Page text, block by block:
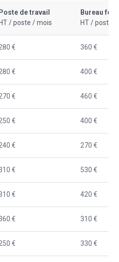
Poste de travail
HT / poste / mois
Bureau
HT / poste /
€ 360 €
€ 400 €
€ 460 €
€ 400 €
€ 270 €
€ 530 €
€ 420 €
€ 310 €
€ 330 €